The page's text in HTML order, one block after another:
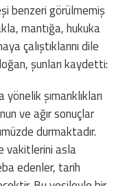
benzeri görülmemiş
mantığa, hukuka
çalıştıklarını dile
şunları kaydetti:
şımarıklıkları
ve ağır sonuçlar
durmaktadır.
vakitlerini asla
edenler, tarih